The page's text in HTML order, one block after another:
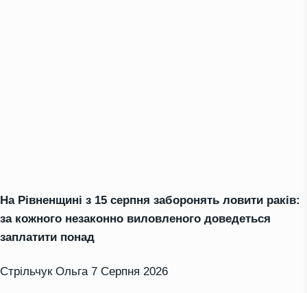
На Рівненщині з 15 серпня заборонять ловити раків:
за кожного незаконно виловленого доведеться
заплатити понад
Стрільчук Ольга 7 Серпня 2026